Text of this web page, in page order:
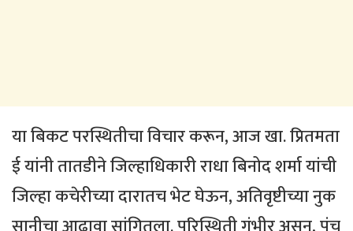
या बिकट परस्थितीचा विचार करून, आज खा. प्रितमता
ई यांनी तातडीने जिल्हाधिकारी राधा बिनोद शर्मा यांची
जिल्हा कचेरीच्या दारातच भेट घेऊन, अतिवृष्टीच्या नुक